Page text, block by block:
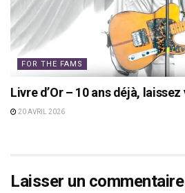
FOR THE FAMS
Livre d’Or – 10 ans déjà,
20 AVRIL 2026
Laisser un commentaire